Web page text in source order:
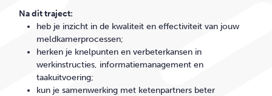
Na dit traject:
heb je inzicht in de kwaliteit en effectiviteit van jouw
meldkamerprocessen;
herken je knelpunten en verbeterkansen in
werkinstructies, informatiemanagement en
taakuitvoering;
kun je samenwerking met ketenpartners beter